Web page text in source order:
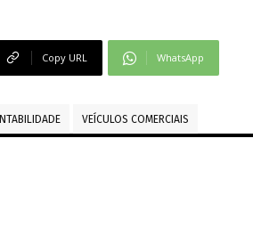
Copy URL WhatsApp
VEÍCULOS COMERCIAIS